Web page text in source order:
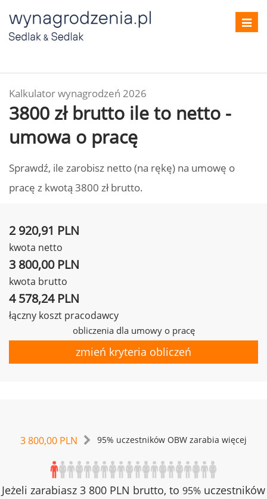
Kalkulator wynagrodzeń 2026
3800 zł brutto ile to netto -
umowa o pracę
Sprawdź, ile zarobisz netto (na rękę) na umowę o
pracę z kwotą 3800 zł brutto.
2 920,91 PLN
kwota netto
3 800,00 PLN
kwota brutto
4 578,24 PLN
łączny koszt pracodawcy
obliczenia dla umowy o pracę
zmień kryteria obliczeń
3 800,00 PLN 95% uczestników OBW zarabia więcej
Jeżeli zarabiasz 3 800 PLN brutto, to 95% uczestników